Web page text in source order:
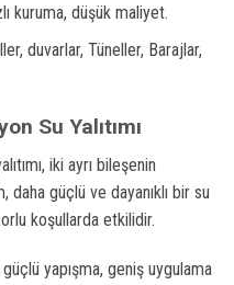
kuruma, düşük maliyet.
duvarlar, Tüneller, Barajlar,
Su Yalıtımı
iki ayrı bileşenin
daha güçlü ve dayanıklı bir su
koşullarda etkilidir.
güçlü yapışma, geniş uygulama